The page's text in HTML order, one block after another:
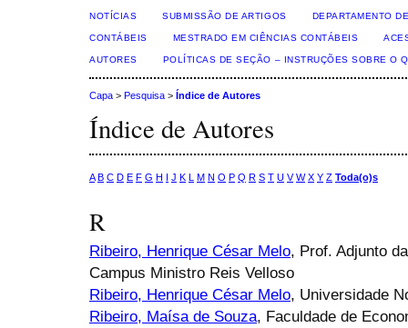
NOTÍCIAS SUBMISSÃO DE ARTIGOS DEPARTAMENTO
CONTÁBEIS MESTRADO EM CIÊNCIAS CONTÁBEIS
AUTORES POLÍTICAS DE SEÇÃO – INSTRUÇÕES SOBRE O
Capa > Pesquisa > Índice de Autores
Índice de Autores
A B C D E F G H I J K L M N O P Q R S T U V W X Y Z Toda(o)s
R
Ribeiro, Henrique César Melo, Prof. Adjunto
Campus Ministro Reis Velloso
Ribeiro, Henrique César Melo, Universidade
Ribeiro, Maísa de Souza, Faculdade de